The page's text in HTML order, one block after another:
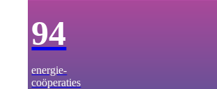
94
energie­-
coöperaties